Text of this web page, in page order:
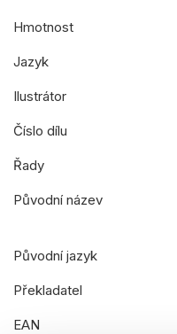
Hmotnost
Jazyk
Ilustrátor
Číslo dílu
Řady
Původní název
Původní jazyk
Překladatel
EAN